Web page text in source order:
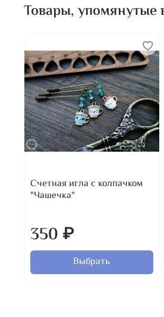
Товары, упомянутые
Счетная игла с колпачком
"Чашечка"
350 ₽
Выбрать